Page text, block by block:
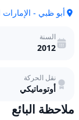
أبو ظبي - الإمارات
السنة
2012
نقل الحركة
أوتوماتيكي
ملاحظة البائع